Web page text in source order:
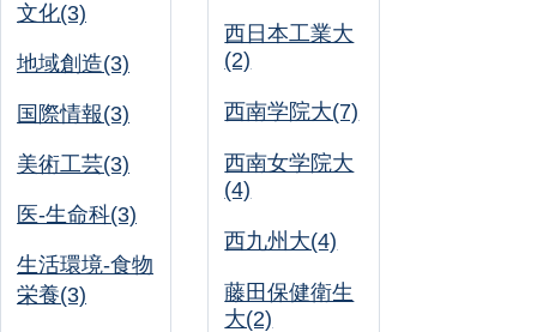
文化(3)
地域創造(3)
国際情報(3)
美術工芸(3)
医-生命科(3)
生活環境-食物
栄養(3)
西日本工業大
(2)
西南学院大(7)
西南女学院大
(4)
西九州大(4)
藤田保健衛生
大(2)